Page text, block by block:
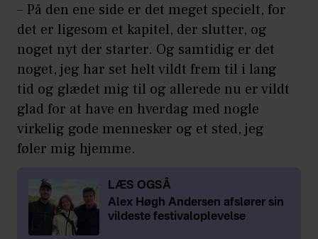
– På den ene side er det meget specielt, for
det er ligesom et kapitel, der slutter, og
noget nyt der starter. Og samtidig er det
noget, jeg har set helt vildt frem til i lang
tid og glædet mig til og allerede nu er vildt
glad for at have en hverdag med nogle
virkelig gode mennesker og et sted, jeg
føler mig hjemme.
LÆS OGSÅ
Alex Høgh Andersen afslører sin
vildeste festivaloplevelse